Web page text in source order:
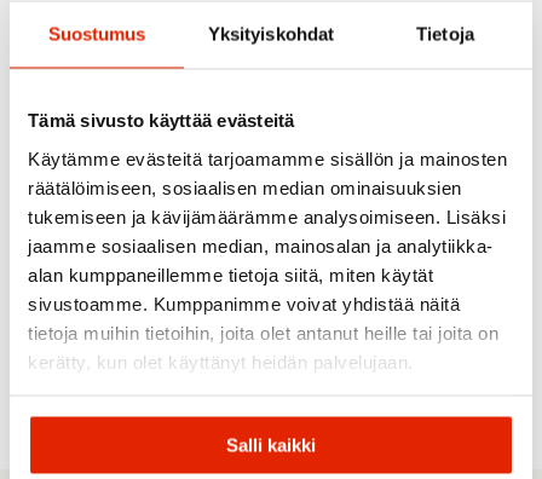
Suostumus Yksityiskohdat Tietoja
Tämä sivusto käyttää evästeitä
Käytämme evästeitä tarjoamamme sisällön ja mainosten
räätälöimiseen, sosiaalisen median ominaisuuksien
tukemiseen ja kävijämäärämme analysoimiseen. Lisäksi
jaamme sosiaalisen median, mainosalan ja analytiikka-
alan kumppaneillemme tietoja siitä, miten käytät
sivustoamme. Kumppanimme voivat yhdistää näitä
tietoja muihin tietoihin, joita olet antanut heille tai joita on
kerätty, kun olet käyttänyt heidän palvelujaan.
Salli kaikki
Salomon
189,00€
Salomon
Qst
Access
70 T
Atomic
269,00€
Alkuperäinen
269,00 €.
Nykyinen
219,00 €.
Atomic
Savor
Visor
Photo
Salomon
99,00€
Salomon Team T2
Lasten
Laskettelumonot
19,90€
Fun Helmets
Punk
Kypäräkoriste
Salomon
S/Max
60T M